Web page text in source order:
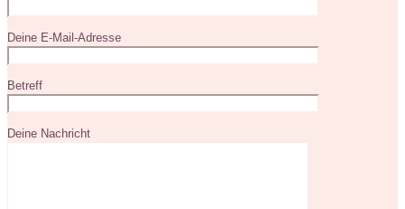
Deine E-Mail-Adresse
Betreff
Deine Nachricht